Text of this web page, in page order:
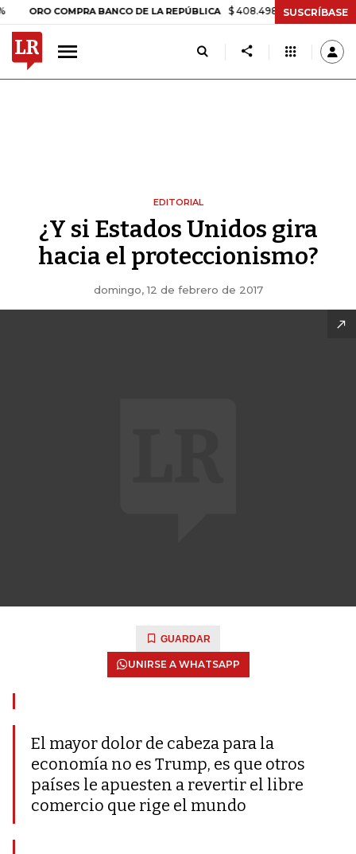
COMPRA BANCO DE LA REPÚBLICA $ 408.498,97 +$ 8.753,81
SUSCRÍBASE
EDITORIAL
¿Y si Estados Unidos gira
hacia el proteccionismo?
domingo, 12 de febrero de 2017
GUARDAR
UNIRSE A WHATSAPP
El mayor dolor de cabeza para la
economía no es Trump, es que otros
países le apuesten a revertir el libre
comercio que rige el mundo